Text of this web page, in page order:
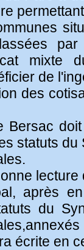
par
mixte
de
des
Bersac
statuts
après
du
écrite en